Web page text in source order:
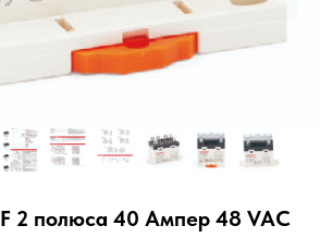
2 полюса 40 Ампер 48 VAC